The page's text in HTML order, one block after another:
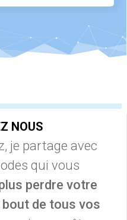
NOUS
je partage avec
qui vous
perdre votre
de tous vos